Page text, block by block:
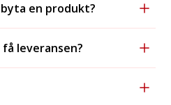
en produkt?
i originalförpackning.
leveransen?
2-3 dagar med postnord.